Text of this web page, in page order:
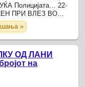
Полицијата… 22-
ПРИ ВЛЕЗ ВО
05.08.2026 во
А.У.»
ОД ЛАНИ
на